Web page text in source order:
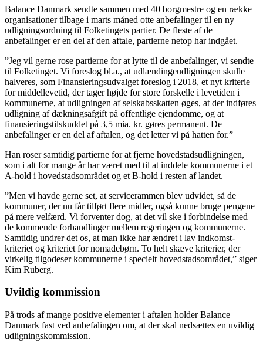
Balance Danmark sendte sammen med 40 borgmestre og en række
organisationer tilbage i marts måned otte anbefalinger til en ny
udligningsordning til Folketingets partier. De fleste af de
anbefalinger er en del af den aftale, partierne netop har indgået.
”Jeg vil gerne rose partierne for at lytte til de anbefalinger, vi sendte
til Folketinget. Vi foreslog bl.a., at udlændingeudligningen skulle
halveres, som Finansieringsudvalget foreslog i 2018, et nyt kriterie
for middellevetid, der tager højde for store forskelle i levetiden i
kommunerne, at udligningen af selskabsskatten øges, at der indføres
udligning af dækningsafgift på offentlige ejendomme, og at
finansieringstilskuddet på 3,5 mia. kr. gøres permanent. De
anbefalinger er en del af aftalen, og det letter vi på hatten for.”
Han roser samtidig partierne for at fjerne hovedstadsudligningen,
som i alt for mange år har været med til at inddele kommunerne i et
A-hold i hovedstadsområdet og et B-hold i resten af landet.
”Men vi havde gerne set, at servicerammen blev udvidet, så de
kommuner, der nu får tilført flere midler, også kunne bruge pengene
på mere velfærd. Vi forventer dog, at det vil ske i forbindelse med
de kommende forhandlinger mellem regeringen og kommunerne.
Samtidig undrer det os, at man ikke har ændret i lav indkomst-
kriteriet og kriteriet for nomadebørn. To helt skæve kriterier, der
virkelig tilgodeser kommunerne i specielt hovedstadsområdet,” siger
Kim Ruberg.
Uvildig kommission
På trods af mange positive elementer i aftalen holder Balance
Danmark fast ved anbefalingen om, at der skal nedsættes en uvildig
udligningskommission.